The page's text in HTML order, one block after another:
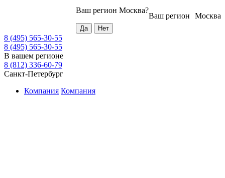
Москва
Ваш регион
Ваш регион Москва?
8 (495) 565-30-55
8 (495) 565-30-55
В вашем регионе
8 (812) 336-60-79
Санкт-Петербург
Компания Компания